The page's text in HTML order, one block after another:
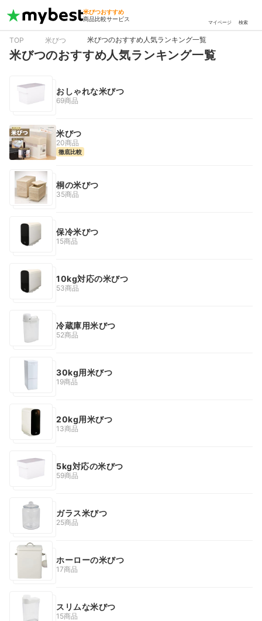
米びつおすすめ
商品比較サービス
マイページ 検索
TOP 米びつ 米びつのおすすめ人気ランキング一覧
米びつのおすすめ人気ランキング一覧
おしゃれな米びつ
69商品
米びつ
20商品
徹底比較
桐の米びつ
35商品
保冷米びつ
15商品
10kg対応の米びつ
53商品
冷蔵庫用米びつ
52商品
30kg用米びつ
19商品
20kg用米びつ
13商品
5kg対応の米びつ
59商品
ガラス米びつ
25商品
ホーローの米びつ
17商品
スリムな米びつ
15商品